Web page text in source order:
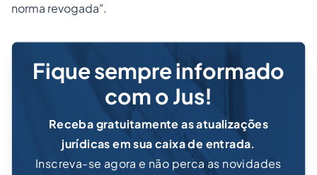
norma revogada".
Fique sempre informado
com o Jus!
Receba gratuitamente as atualizações
jurídicas em sua caixa de entrada.
Inscreva-se agora e não perca as novidades